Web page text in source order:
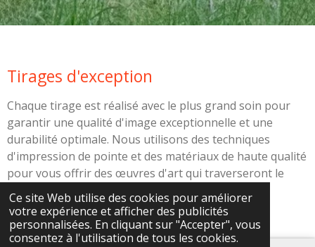
Ce site Web utilise des cookies pour améliorer
votre expérience et afficher des publicités
personnalisées. En cliquant sur "Accepter", vous
consentez à l'utilisation de tous les cookies.
Tirages d'exception
Chaque tirage est réalisé avec le plus grand soin pour
garantir une qualité d'image exceptionnelle et une
durabilité optimale. Nous utilisons des techniques
d'impression de pointe et des matériaux de haute qualité
pour vous offrir des œuvres d'art qui traverseront le
temps. Offrez-vous un morceau de nature avec
Highpixel.